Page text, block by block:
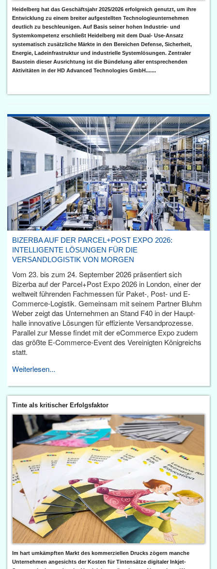
Heidelberg hat das Geschäftsjahr 2025/2026 erfolgreich genutzt, um ihre
Entwicklung zu einem breiter aufgestellten Technologieunternehmen
deutlich zu beschleunigen. Auf Basis seiner hohen Industrie- und
Systemkompetenz erschließt Heidelberg mit dem Dual- Use-Ansatz
systematisch zusätzliche Märkte in den Bereichen Defense, Sicherheit,
Energie, Ladeinfrastruktur und industrielle Systemlösungen. Zentraler
Baustein dieser Ausrichtung ist die Bündelung aller entsprechenden
Aktivitäten in der HD Advanced Technologies GmbH.......
BIZERBA AUF DER PARCEL+POST EXPO 2026:
INTELLIGENTE LÖSUNGEN FÜR DIE
VERSANDLOGISTIK VON MORGEN
Vom 23. bis zum 24. September 2026 präsentiert sich
Bizerba auf der Parcel+Post Expo 2026 in London, einer der
weltweit führenden Fachmessen für Paket-, Post- und E-
Commerce-Logistik. Gemeinsam mit seinem Partner Bluhm
Weber zeigt das Unternehmen an Stand F40 in der Haupt­
halle innovative Lösungen für effiziente Versandprozesse.
Parallel zur Messe findet mit der eCommerce Expo zudem
das größte E-Commerce-Event des Vereinigten Königreichs
statt.
Weiterlesen...
Tinte als kritischer Erfolgsfaktor
Im hart umkämpften Markt des kommerziellen Drucks zögern manche
Unternehmen angesichts der Kosten für Tintensätze digitaler Inkjet-